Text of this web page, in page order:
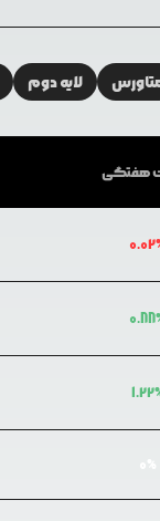
لایه دوم
هفتگی
0.02
0.88
1.22